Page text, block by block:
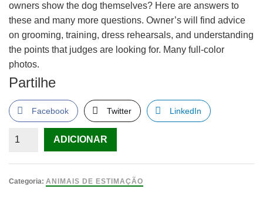
owners show the dog themselves? Here are answers to
these and many more questions. Owner’s will find advice
on grooming, training, dress rehearsals, and understanding
the points that judges are looking for. Many full-color
photos.
Partilhe
Facebook Twitter LinkedIn
Quantidade
Me!
ADICIONAR
Categoria: ANIMAIS DE ESTIMAÇÃO